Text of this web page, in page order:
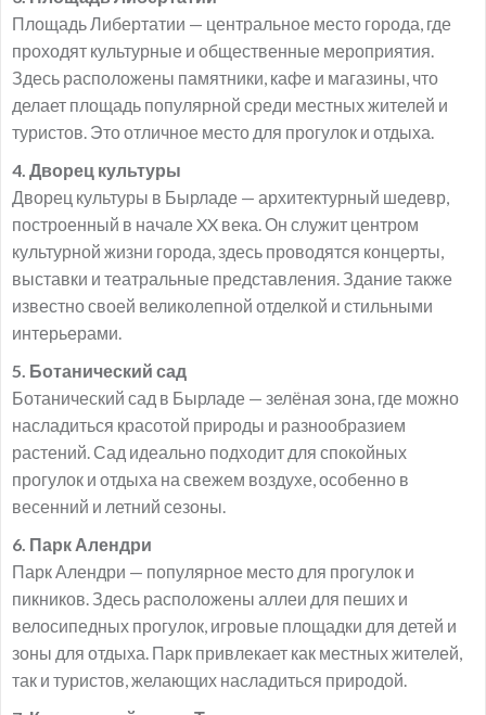
Площадь Либертатии — центральное место города, где
проходят культурные и общественные мероприятия.
Здесь расположены памятники, кафе и магазины, что
делает площадь популярной среди местных жителей и
туристов. Это отличное место для прогулок и отдыха.
4. Дворец культуры
Дворец культуры в Бырладе — архитектурный шедевр,
построенный в начале XX века. Он служит центром
культурной жизни города, здесь проводятся концерты,
выставки и театральные представления. Здание также
известно своей великолепной отделкой и стильными
интерьерами.
5. Ботанический сад
Ботанический сад в Бырладе — зелёная зона, где можно
насладиться красотой природы и разнообразием
растений. Сад идеально подходит для спокойных
прогулок и отдыха на свежем воздухе, особенно в
весенний и летний сезоны.
6. Парк Алендри
Парк Алендри — популярное место для прогулок и
пикников. Здесь расположены аллеи для пеших и
велосипедных прогулок, игровые площадки для детей и
зоны для отдыха. Парк привлекает как местных жителей,
так и туристов, желающих насладиться природой.